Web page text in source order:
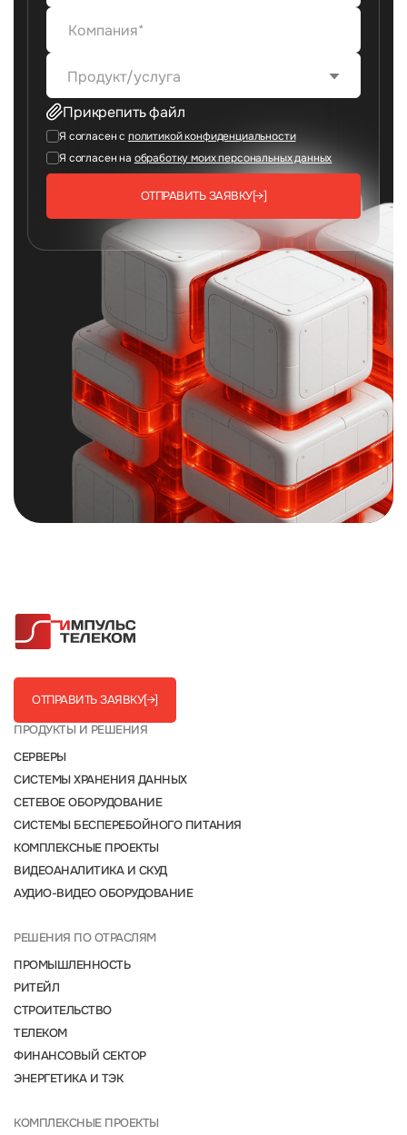
Продукт/услуга
Прикрепить файл
Я согласен с политикой конфиденциальности
Я согласен на обработку моих персональных данных
ОТПРАВИТЬ ЗАЯВКУ[→]
ОТПРАВИТЬ ЗАЯВКУ[→]
ПРОДУКТЫ И РЕШЕНИЯ
СЕРВЕРЫ
СИСТЕМЫ ХРАНЕНИЯ ДАННЫХ
СЕТЕВОЕ ОБОРУДОВАНИЕ
СИСТЕМЫ БЕСПЕРЕБОЙНОГО ПИТАНИЯ
КОМПЛЕКСНЫЕ ПРОЕКТЫ
ВИДЕОАНАЛИТИКА И СКУД
АУДИО-ВИДЕО ОБОРУДОВАНИЕ
РЕШЕНИЯ ПО ОТРАСЛЯМ
ПРОМЫШЛЕННОСТЬ
РИТЕЙЛ
СТРОИТЕЛЬСТВО
ТЕЛЕКОМ
ФИНАНСОВЫЙ СЕКТОР
ЭНЕРГЕТИКА И ТЭК
КОМПЛЕКСНЫЕ ПРОЕКТЫ